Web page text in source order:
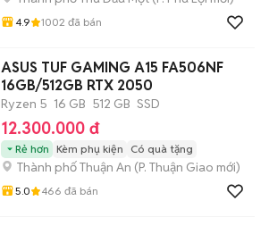
4.9 1002 đã bán
ASUS TUF GAMING A15 FA506NF
16GB/512GB RTX 2050
Ryzen 5 16 GB 512 GB SSD
12.300.000 đ
Rẻ hơn Kèm phụ kiện Có quà tặng
Thành phố Thuận An (P. Thuận Giao mới)
5.0 466 đã bán